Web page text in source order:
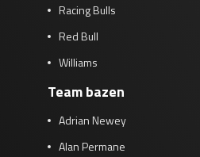
Racing Bulls
Red Bull
Williams
Team bazen
Adrian Newey
Alan Permane